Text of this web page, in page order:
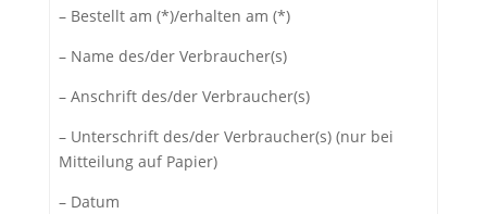
– Bestellt am (*)/erhalten am (*)
– Name des/der Verbraucher(s)
– Anschrift des/der Verbraucher(s)
– Unterschrift des/der Verbraucher(s) (nur bei
Mitteilung auf Papier)
– Datum